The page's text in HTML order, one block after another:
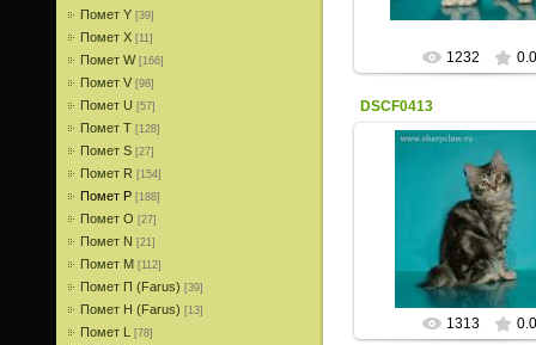
Помет Y [39]
Помет X [11]
Помет W [166]
Помет V [98]
Помет U [57]
Помет T [128]
Помет S [27]
Помет R [154]
Помет P [188]
Помет О [27]
Помет N [21]
Помет M [112]
Помет П (Farus) [39]
Помет Н (Farus) [13]
Помет L [78]
1232 0.0
DSCF0413
14.08.2013
ИрисКо
1313 0.0